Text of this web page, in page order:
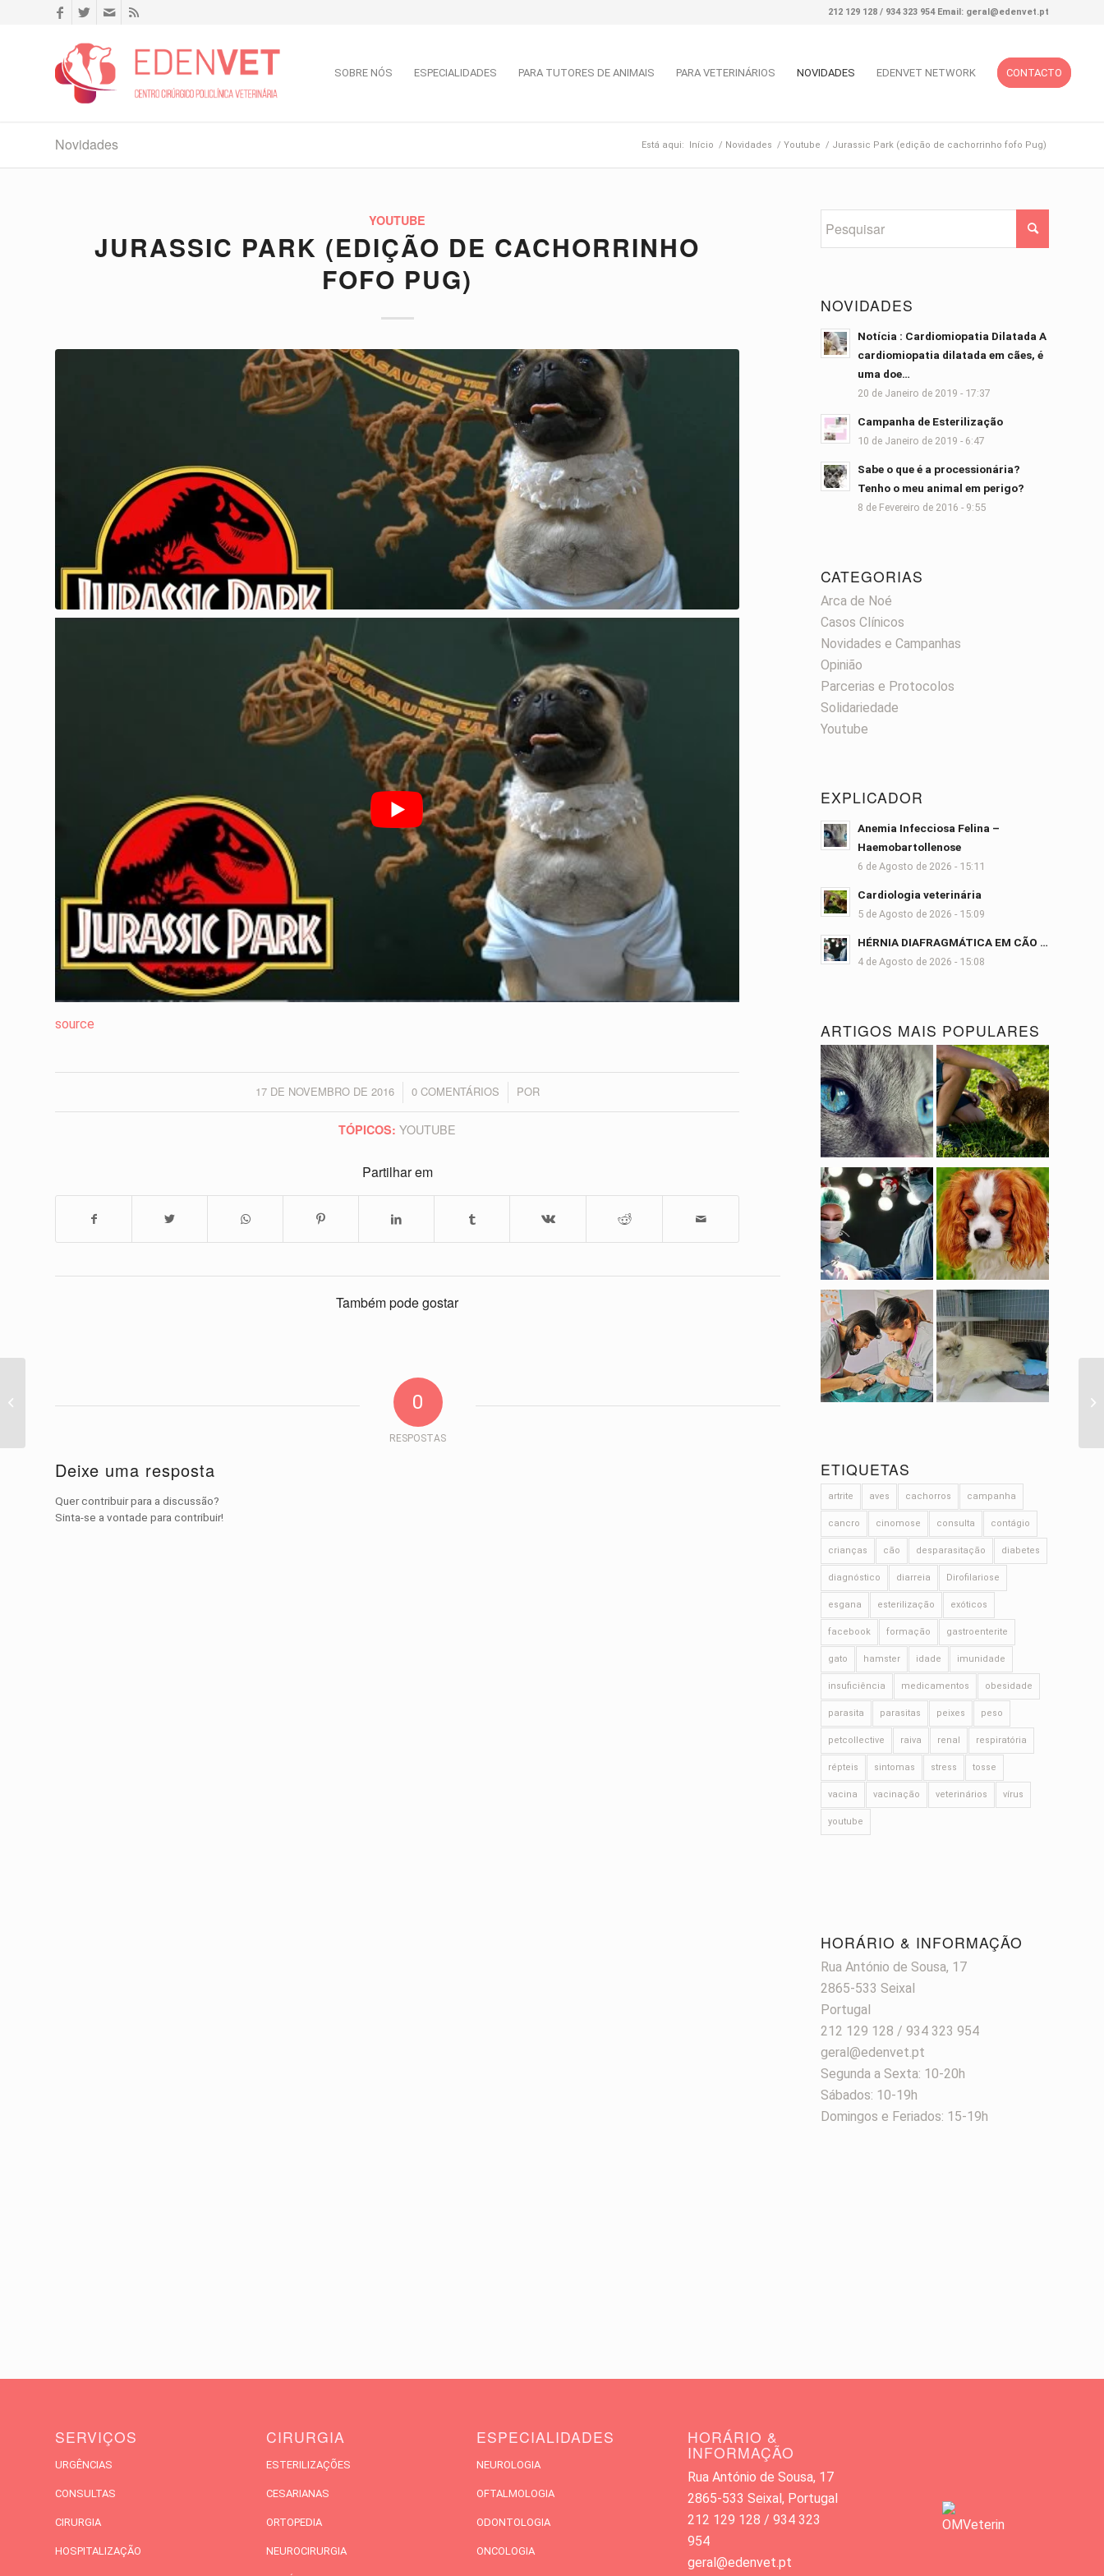
212 129 128 / 934 323 954 Email: geral@edenvet.pt
SOBRE NÓS ESPECIALIDADES PARA TUTORES DE ANIMAIS PARA VETERINÁRIOS NOVIDADES EDENVET NETWORK CONTACTO
Novidades Está aqui: Início / Novidades / Youtube / Jurassic Park (edição de cachorrinho fofo Pug)
YOUTUBE
JURASSIC PARK (EDIÇÃO DE CACHORRINHO
FOFO PUG)
source
17 DE NOVEMBRO DE 2016
/ 0 COMENTÁRIOS
/ POR
TÓPICOS: YOUTUBE
Partilhar em
Também pode gostar
0
RESPOSTAS
Deixe uma resposta
Quer contribuir para a discussão?
Sinta-se a vontade para contribuir!
NOVIDADES
Notícia : Cardiomiopatia Dilatada A
cardiomiopatia dilatada em cães, é
uma doe…
20 de Janeiro de 2019 - 17:37
Campanha de Esterilização
10 de Janeiro de 2019 - 6:47
Sabe o que é a processionária?
Tenho o meu animal em perigo?
8 de Fevereiro de 2016 - 9:55
CATEGORIAS
Arca de Noé
Casos Clínicos
Novidades e Campanhas
Opinião
Parcerias e Protocolos
Solidariedade
Youtube
EXPLICADOR
Anemia Infecciosa Felina –
Haemobartollenose
6 de Agosto de 2026 - 15:11
Cardiologia veterinária
5 de Agosto de 2026 - 15:09
HÉRNIA DIAFRAGMÁTICA EM CÃO …
4 de Agosto de 2026 - 15:08
ARTIGOS MAIS POPULARES
ETIQUETAS
artrite aves cachorros campanha
cancro cinomose consulta contágio
crianças cão desparasitação diabetes
diagnóstico diarreia Dirofilariose
esgana esterilização exóticos
facebook formação gastroenterite
gato hamster idade imunidade
insuficiência medicamentos obesidade
parasita parasitas peixes peso
petcollective raiva renal respiratória
répteis sintomas stress tosse
vacina vacinação veterinários vírus
youtube
HORÁRIO & INFORMAÇÃO
Rua António de Sousa, 17
2865-533 Seixal
Portugal
212 129 128 / 934 323 954
geral@edenvet.pt
Segunda a Sexta: 10-20h
Sábados: 10-19h
Domingos e Feriados: 15-19h
SERVIÇOS
URGÊNCIAS
CONSULTAS
CIRURGIA
HOSPITALIZAÇÃO
CIRURGIA
ESTERILIZAÇÕES
CESARIANAS
ORTOPEDIA
NEUROCIRURGIA
ESPECIALIDADES
NEUROLOGIA
OFTALMOLOGIA
ODONTOLOGIA
ONCOLOGIA
HORÁRIO &
INFORMAÇÃO
Rua António de Sousa, 17
2865-533 Seixal, Portugal
212 129 128 / 934 323
954
geral@edenvet.pt